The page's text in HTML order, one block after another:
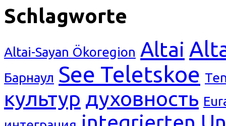
Schlagworte
Altai-Sayan Ökoregion Altai
Барнаул See Teletskoe
культур духовность